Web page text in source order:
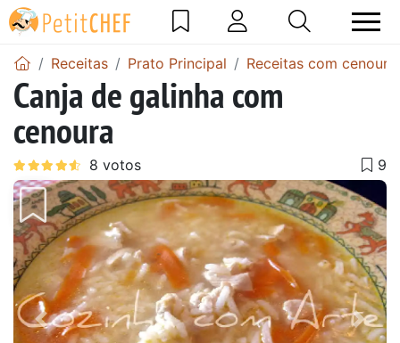
Receitas Prato Principal Receitas com cenoura
Canja de galinha com
cenoura
Anterior Next